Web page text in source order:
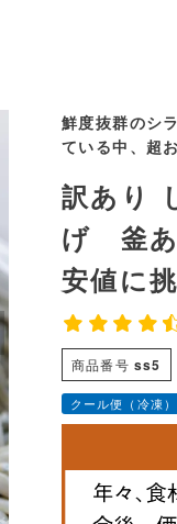
鮮度抜群のシ
ている中、超
訳あり
げ 釜
安値に
商品番号 ss5
クール便（冷凍）